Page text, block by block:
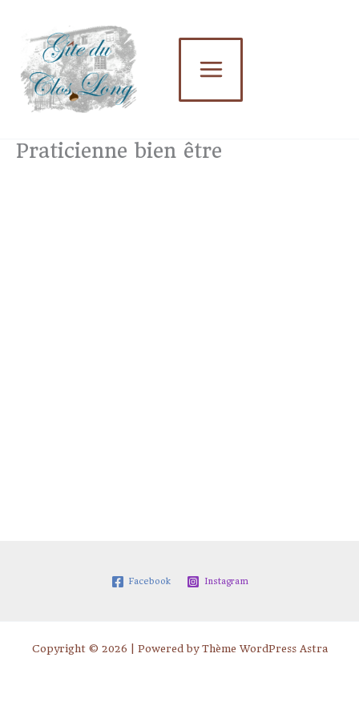
contenu
Praticienne bien être
Facebook Instagram
Copyright © 2026 | Powered by Thème WordPress Astra